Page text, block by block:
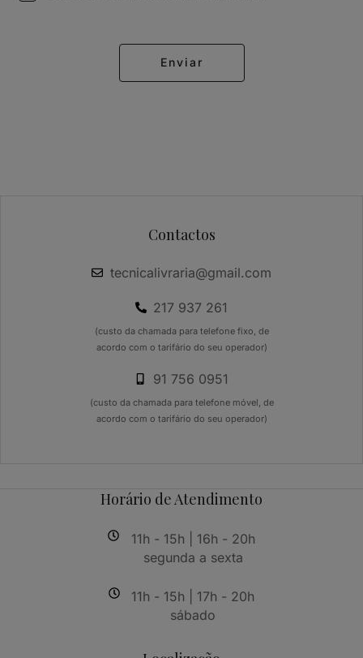
Enviar
Contactos
tecnicalivraria@gmail.com
217 937 261
(custo da chamada para telefone fixo, de
acordo com o tarifário do seu operador)
91 756 0951
(custo da chamada para telefone móvel, de
acordo com o tarifário do seu operador)
Horário de Atendimento
11h - 15h | 16h - 20h
segunda a sexta
11h - 15h | 17h - 20h
sábado